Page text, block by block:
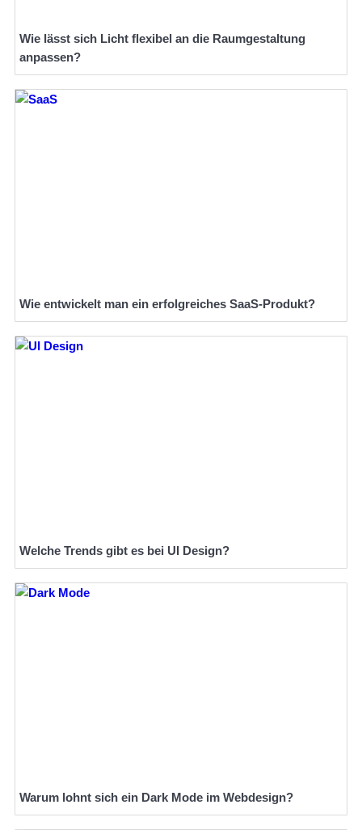
Wie lässt sich Licht flexibel an die Raumgestaltung
anpassen?
Wie entwickelt man ein erfolgreiches SaaS-Produkt?
Welche Trends gibt es bei UI Design?
Warum lohnt sich ein Dark Mode im Webdesign?